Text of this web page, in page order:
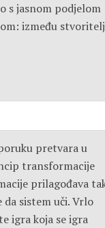
s jasnom podjelom
između
pretvara u
transformacije
prilagođava
sistem uči. Vrlo
igra koja se igra